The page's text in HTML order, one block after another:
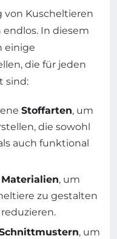
von Kuscheltieren
In diesem
einige
die für jeden
sind:
Stoffarten, um
die sowohl
auch funktional
, um
zu gestalten
, um